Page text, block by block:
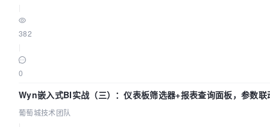
382
0
Wyn嵌入式BI实战（三）：仪表板筛选器+报表查询面板，参数联
葡萄城技术团队